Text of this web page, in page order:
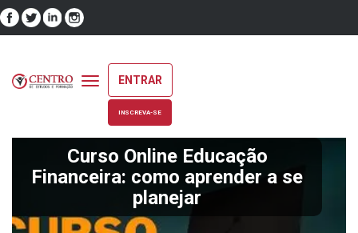
Toggle
navigation
ENTRAR
INSCREVA-SE
Curso Online Educação
Financeira: como aprender a se
planejar